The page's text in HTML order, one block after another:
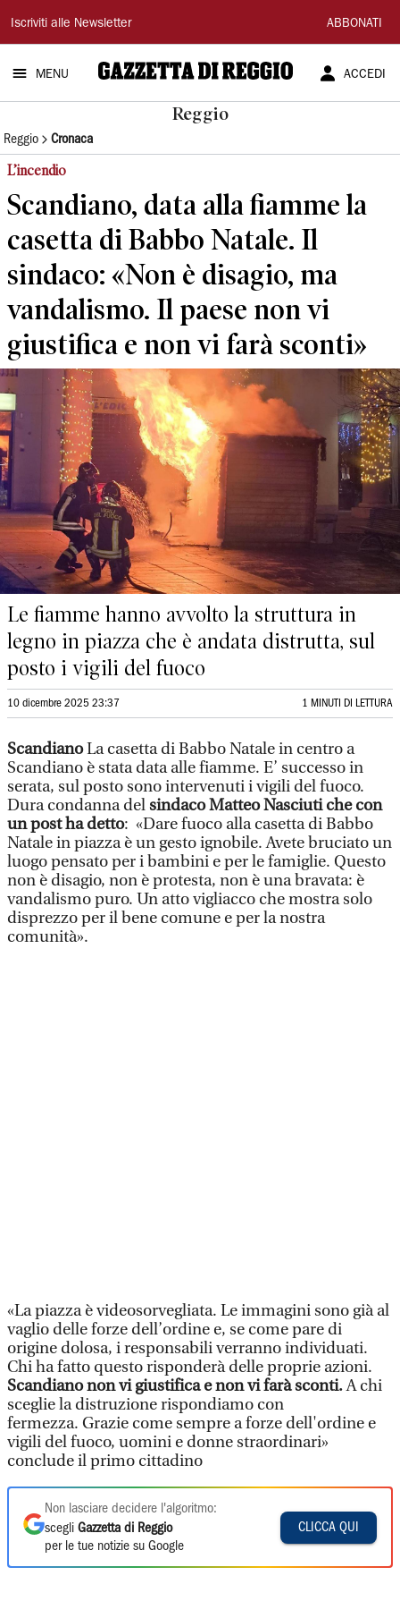
Gazzetta
di
Reggio
Iscriviti alle Newsletter ABBONATI
MENU ACCEDI
Reggio
Reggio Cronaca
L’incendio
Scandiano, data alla fiamme la
casetta di Babbo Natale. Il
sindaco: «Non è disagio, ma
vandalismo. Il paese non vi
giustifica e non vi farà sconti»
Le fiamme hanno avvolto la struttura in
legno in piazza che è andata distrutta, sul
posto i vigili del fuoco
10 dicembre 2025 23:37 1 MINUTI DI LETTURA
ScandianoLa casetta di Babbo Natale in centro a
Scandiano è stata data alle fiamme. E’ successo in
serata, sul posto sono intervenuti i vigili del fuoco.
Dura condanna delsindaco Matteo Nasciuti che con
un post ha detto: «Dare fuoco alla casetta di Babbo
Natale in piazza è un gesto ignobile. Avete bruciato un
luogo pensato per i bambini e per le famiglie. Questo
non è disagio, non è protesta, non è una bravata: è
vandalismo puro. Un atto vigliacco che mostra solo
disprezzo per il bene comune e per la nostra
comunità».
«La piazza è videosorvegliata. Le immagini sono già al
vaglio delle forze dell’ordine e, se come pare di
origine dolosa, i responsabili verranno individuati.
Chi ha fatto questo risponderà delle proprie azioni.
Scandiano non vi giustifica e non vi farà sconti.A chi
sceglie la distruzione rispondiamo con
fermezza. Grazie come sempre a forze dell'ordine e
vigili del fuoco, uomini e donne straordinari»
conclude il primo cittadino
Non lasciare decidere l'algoritmo:
scegli Gazzetta di Reggio
per le tue notizie su Google
CLICCA QUI